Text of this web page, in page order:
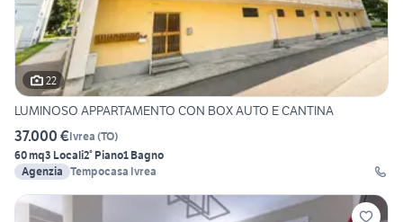
22
LUMINOSO APPARTAMENTO CON BOX AUTO E CANTINA
37.000 €Ivrea (TO)
60 mq3 Locali2° Piano1 Bagno
Agenzia Tempocasa Ivrea